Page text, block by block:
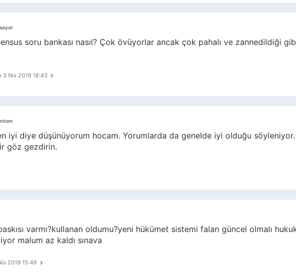
soru bankası nasıl? Çok övüyorlar ancak çok pahalı ve zannedildiği
3 Nis 2019 18:43
iyi diye düşünüyorum hocam. Yorumlarda da genelde iyi olduğu
göz gezdirin.
varmı?kullanan oldumu?yeni hükümet sistemi falan güncel olmalı
malum az kaldı sınava
2019 15:49